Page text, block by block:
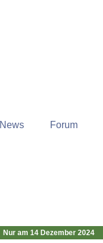
News Forum
Nur am 14 Dezember 2024